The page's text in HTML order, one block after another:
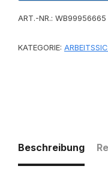
ART.-NR.: WB99956665
KATEGORIE:
Beschreibung